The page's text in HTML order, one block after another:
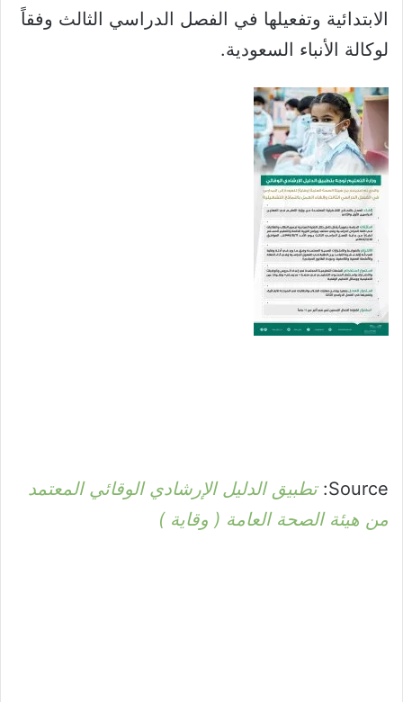
الابتدائية وتفعيلها في الفصل الدراسي الثالث وفقاً
لوكالة الأنباء السعودية.
Source: تطبيق الدليل الإرشادي الوقائي المعتمد
من هيئة الصحة العامة ( وقاية )